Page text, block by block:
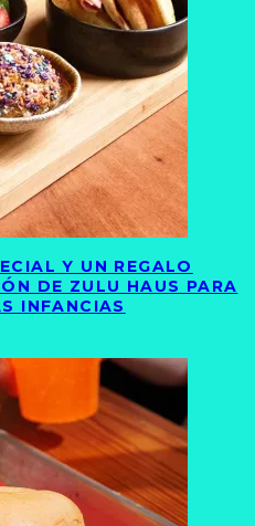
Y UN REGALO
DE ZULU HAUS PARA
INFANCIAS